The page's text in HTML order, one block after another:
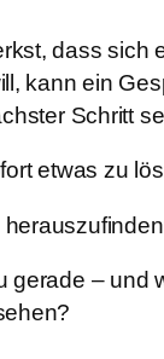
dass sich
kann ein
Schritt
etwas zu
gerade – und